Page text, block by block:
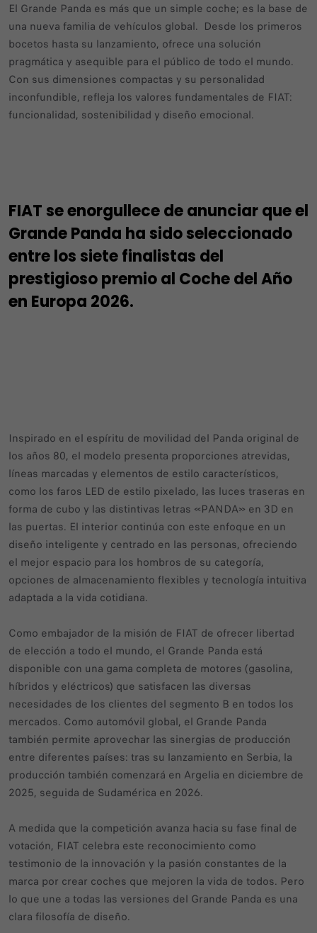
El Grande Panda es más que un simple coche; es la base de
una nueva familia de vehículos global. Desde los primeros
bocetos hasta su lanzamiento, ofrece una solución
pragmática y asequible para el público de todo el mundo.
Con sus dimensiones compactas y su personalidad
inconfundible, refleja los valores fundamentales de FIAT:
funcionalidad, sostenibilidad y diseño emocional.
FIAT se enorgullece de anunciar que el
Grande Panda ha sido seleccionado
entre los siete finalistas del
prestigioso premio al Coche del Año
en Europa 2026.
Inspirado en el espíritu de movilidad del Panda original de
los años 80, el modelo presenta proporciones atrevidas,
líneas marcadas y elementos de estilo característicos,
como los faros LED de estilo pixelado, las luces traseras en
forma de cubo y las distintivas letras «PANDA» en 3D en
las puertas. El interior continúa con este enfoque en un
diseño inteligente y centrado en las personas, ofreciendo
el mejor espacio para los hombros de su categoría,
opciones de almacenamiento flexibles y tecnología intuitiva
adaptada a la vida cotidiana.
Como embajador de la misión de FIAT de ofrecer libertad
de elección a todo el mundo, el Grande Panda está
disponible con una gama completa de motores (gasolina,
híbridos y eléctricos) que satisfacen las diversas
necesidades de los clientes del segmento B en todos los
mercados. Como automóvil global, el Grande Panda
también permite aprovechar las sinergias de producción
entre diferentes países: tras su lanzamiento en Serbia, la
producción también comenzará en Argelia en diciembre de
2025, seguida de Sudamérica en 2026.
A medida que la competición avanza hacia su fase final de
votación, FIAT celebra este reconocimiento como
testimonio de la innovación y la pasión constantes de la
marca por crear coches que mejoren la vida de todos. Pero
lo que une a todas las versiones del Grande Panda es una
clara filosofía de diseño.